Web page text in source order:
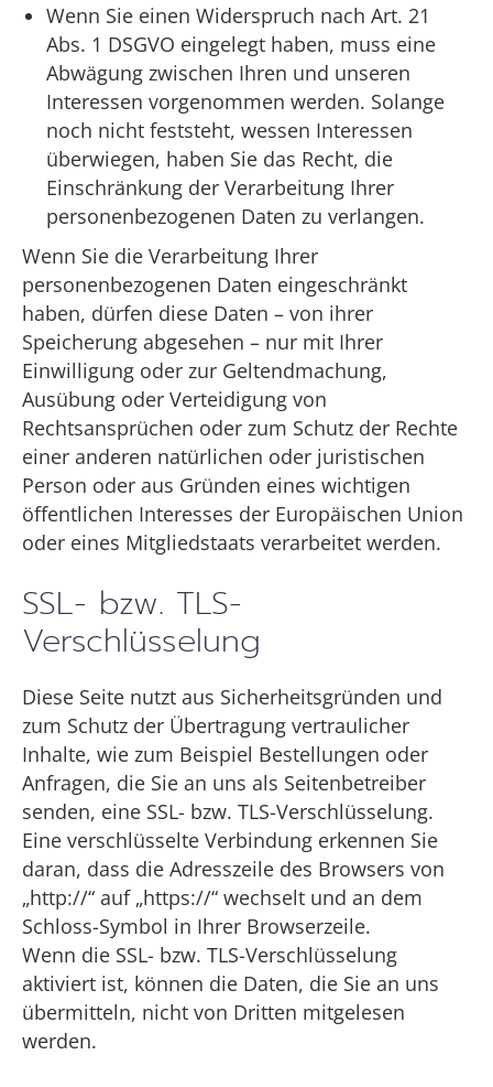
Wenn Sie einen Widerspruch nach Art. 21
Abs. 1 DSGVO eingelegt haben, muss eine
Abwägung zwischen Ihren und unseren
Interessen vorgenommen werden. Solange
noch nicht feststeht, wessen Interessen
überwiegen, haben Sie das Recht, die
Einschränkung der Verarbeitung Ihrer
personenbezogenen Daten zu verlangen.
Wenn Sie die Verarbeitung Ihrer
personenbezogenen Daten eingeschränkt
haben, dürfen diese Daten – von ihrer
Speicherung abgesehen – nur mit Ihrer
Einwilligung oder zur Geltendmachung,
Ausübung oder Verteidigung von
Rechtsansprüchen oder zum Schutz der Rechte
einer anderen natürlichen oder juristischen
Person oder aus Gründen eines wichtigen
öffentlichen Interesses der Europäischen Union
oder eines Mitgliedstaats verarbeitet werden.
SSL- bzw. TLS-
Verschlüsselung
Diese Seite nutzt aus Sicherheitsgründen und
zum Schutz der Übertragung vertraulicher
Inhalte, wie zum Beispiel Bestellungen oder
Anfragen, die Sie an uns als Seitenbetreiber
senden, eine SSL- bzw. TLS-Verschlüsselung.
Eine verschlüsselte Verbindung erkennen Sie
daran, dass die Adresszeile des Browsers von
„http://“ auf „https://“ wechselt und an dem
Schloss-Symbol in Ihrer Browserzeile.
Wenn die SSL- bzw. TLS-Verschlüsselung
aktiviert ist, können die Daten, die Sie an uns
übermitteln, nicht von Dritten mitgelesen
werden.